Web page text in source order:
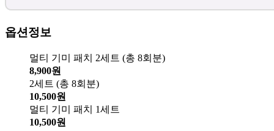
옵션정보
멀티 기미 패치 2세트 (총 8회분)
8,900원
2세트 (총 8회분)
10,500원
멀티 기미 패치 1세트
10,500원